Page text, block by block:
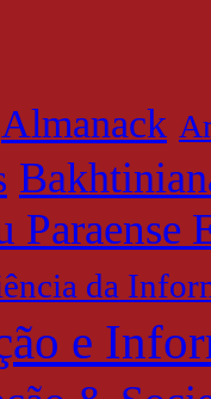
Almanack
Paraense
da
e